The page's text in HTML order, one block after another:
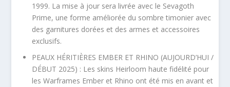
1999. La mise à jour sera livrée avec le Sevagoth
Prime, une forme améliorée du sombre timonier avec
des garnitures dorées et des armes et accessoires
exclusifs.
PEAUX HÉRITIÈRES EMBER ET RHINO (AUJOURD’HUI /
DÉBUT 2025) : Les skins Heirloom haute fidélité pour
les Warframes Ember et Rhino ont été mis en avant et